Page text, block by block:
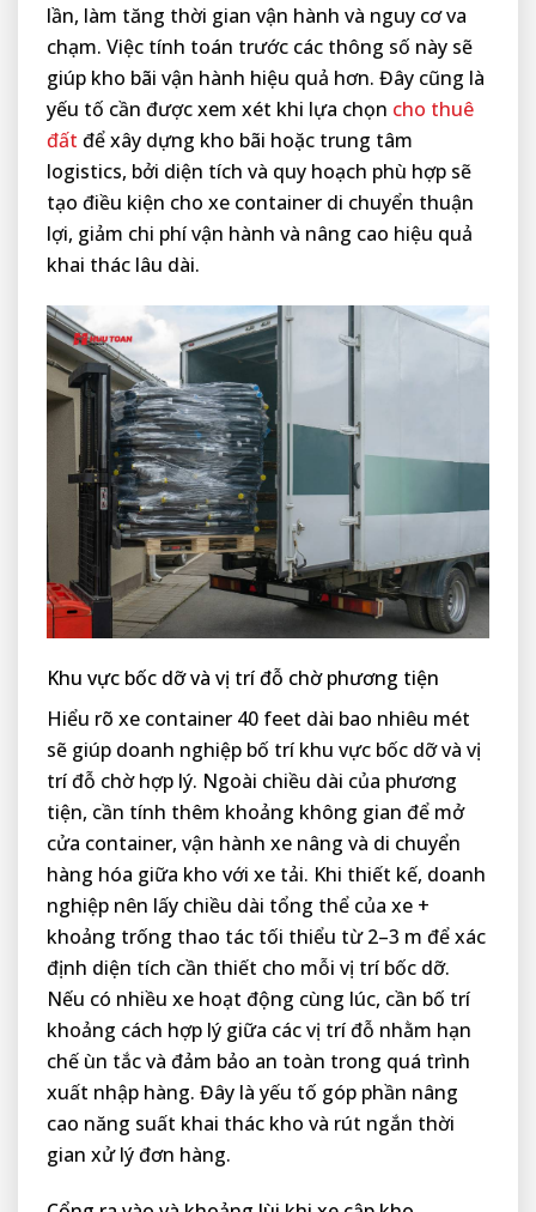
lần, làm tăng thời gian vận hành và nguy cơ va
chạm. Việc tính toán trước các thông số này sẽ
giúp kho bãi vận hành hiệu quả hơn. Đây cũng là
yếu tố cần được xem xét khi lựa chọn cho thuê
đất để xây dựng kho bãi hoặc trung tâm
logistics, bởi diện tích và quy hoạch phù hợp sẽ
tạo điều kiện cho xe container di chuyển thuận
lợi, giảm chi phí vận hành và nâng cao hiệu quả
khai thác lâu dài.
Khu vực bốc dỡ và vị trí đỗ chờ phương tiện
Hiểu rõ xe container 40 feet dài bao nhiêu mét
sẽ giúp doanh nghiệp bố trí khu vực bốc dỡ và vị
trí đỗ chờ hợp lý. Ngoài chiều dài của phương
tiện, cần tính thêm khoảng không gian để mở
cửa container, vận hành xe nâng và di chuyển
hàng hóa giữa kho với xe tải. Khi thiết kế, doanh
nghiệp nên lấy chiều dài tổng thể của xe +
khoảng trống thao tác tối thiểu từ 2–3 m để xác
định diện tích cần thiết cho mỗi vị trí bốc dỡ.
Nếu có nhiều xe hoạt động cùng lúc, cần bố trí
khoảng cách hợp lý giữa các vị trí đỗ nhằm hạn
chế ùn tắc và đảm bảo an toàn trong quá trình
xuất nhập hàng. Đây là yếu tố góp phần nâng
cao năng suất khai thác kho và rút ngắn thời
gian xử lý đơn hàng.